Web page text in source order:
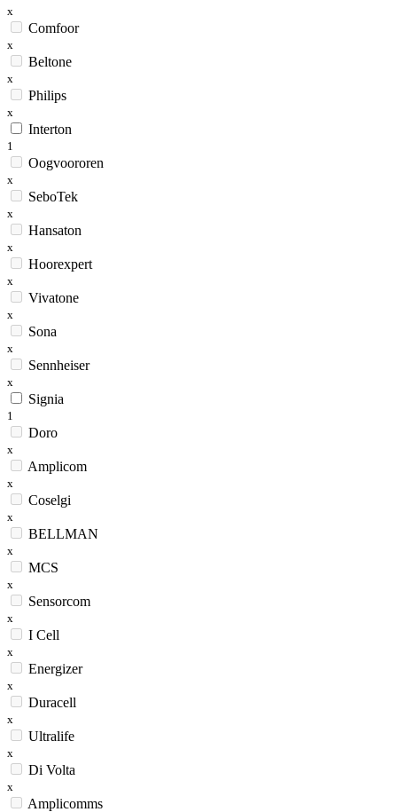
x
Comfoor
x
Beltone
x
Philips
x
Interton
1
Oogvoororen
x
SeboTek
x
Hansaton
x
Hoorexpert
x
Vivatone
x
Sona
x
Sennheiser
x
Signia
1
Doro
x
Amplicom
x
Coselgi
x
BELLMAN
x
MCS
x
Sensorcom
x
I Cell
x
Energizer
x
Duracell
x
Ultralife
x
Di Volta
x
Amplicomms